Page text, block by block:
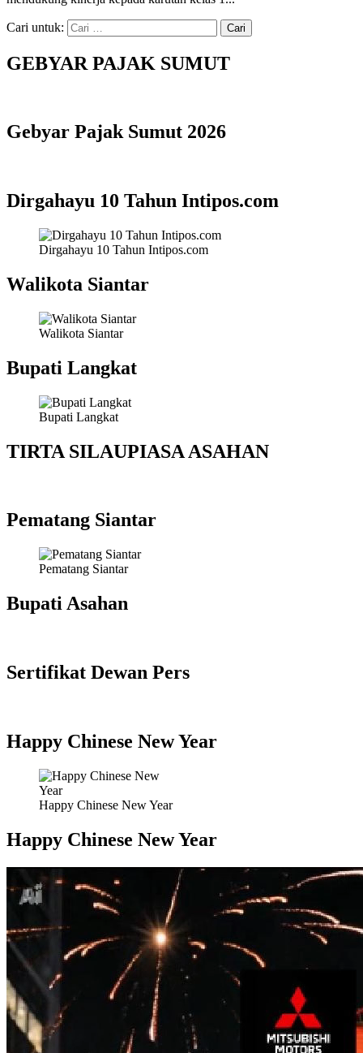
Cari untuk:
GEBYAR PAJAK SUMUT
Gebyar Pajak Sumut 2026
Dirgahayu 10 Tahun Intipos.com
Dirgahayu 10 Tahun Intipos.com
Walikota Siantar
Walikota Siantar
Bupati Langkat
Bupati Langkat
TIRTA SILAUPIASA ASAHAN
Pematang Siantar
Pematang Siantar
Bupati Asahan
Sertifikat Dewan Pers
Happy Chinese New Year
Happy Chinese New Year
Happy Chinese New Year